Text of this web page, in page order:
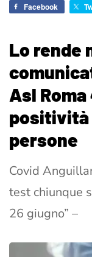
Facebook
Lo rende
Asl
positività
persone
Covid
test chiunque
26 giugno” –